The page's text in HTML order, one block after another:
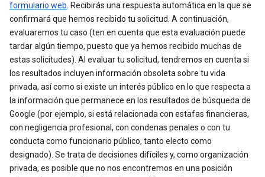
formulario web . Recibirás una respuesta automática en la que se
confirmará que hemos recibido tu solicitud. A continuación,
evaluaremos tu caso (ten en cuenta que esta evaluación puede
tardar algún tiempo, puesto que ya hemos recibido muchas de
estas solicitudes). Al evaluar tu solicitud, tendremos en cuenta si
los resultados incluyen información obsoleta sobre tu vida
privada, así como si existe un interés público en lo que respecta a
la información que permanece en los resultados de búsqueda de
Google (por ejemplo, si está relacionada con estafas financieras,
con negligencia profesional, con condenas penales o con tu
conducta como funcionario público, tanto electo como
designado). Se trata de decisiones difíciles y, como organización
privada, es posible que no nos encontremos en una posición